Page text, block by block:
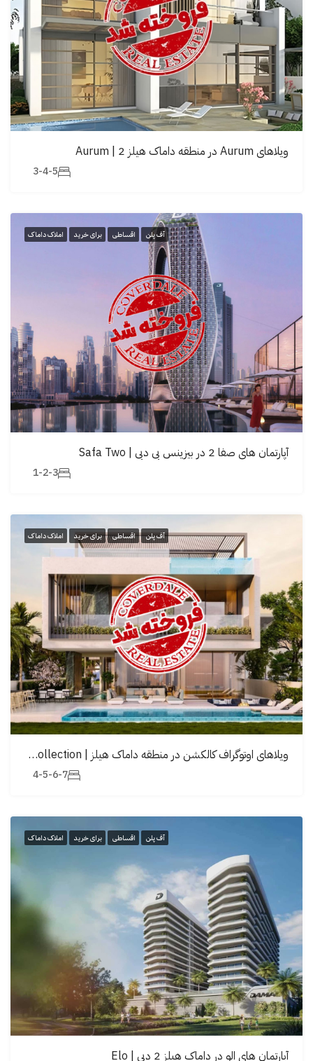
ویلاهای Aurum در منطقە داماک هیلز 2 | Aurum
3-4-5
آف پلن اقساطی برای خرید املاک داماک
آپارتمان های صفا 2 در بیزینس بی دبی | Safa Two
1-2-3
آف پلن اقساطی برای خرید املاک داماک
ویلاهای اوتوگراف کالکشن در منطقە داماک هیلز | Autograph Collection
4-5-6-7
آف پلن اقساطی برای خرید املاک داماک
آپارتمان های الو در داماک هیلز 2 دبی | Elo